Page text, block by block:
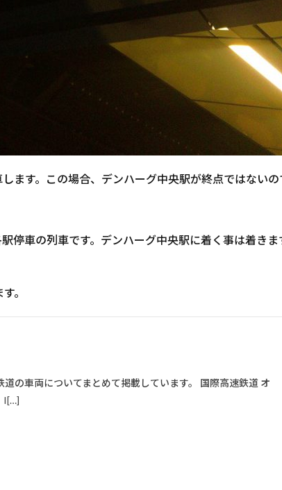
す。この場合、デンハーグ中央駅が終点ではないの
停車の列車です。デンハーグ中央駅に着く事は着き
。
の車両についてまとめて掲載しています。 国際高速鉄道 オ
I[…]